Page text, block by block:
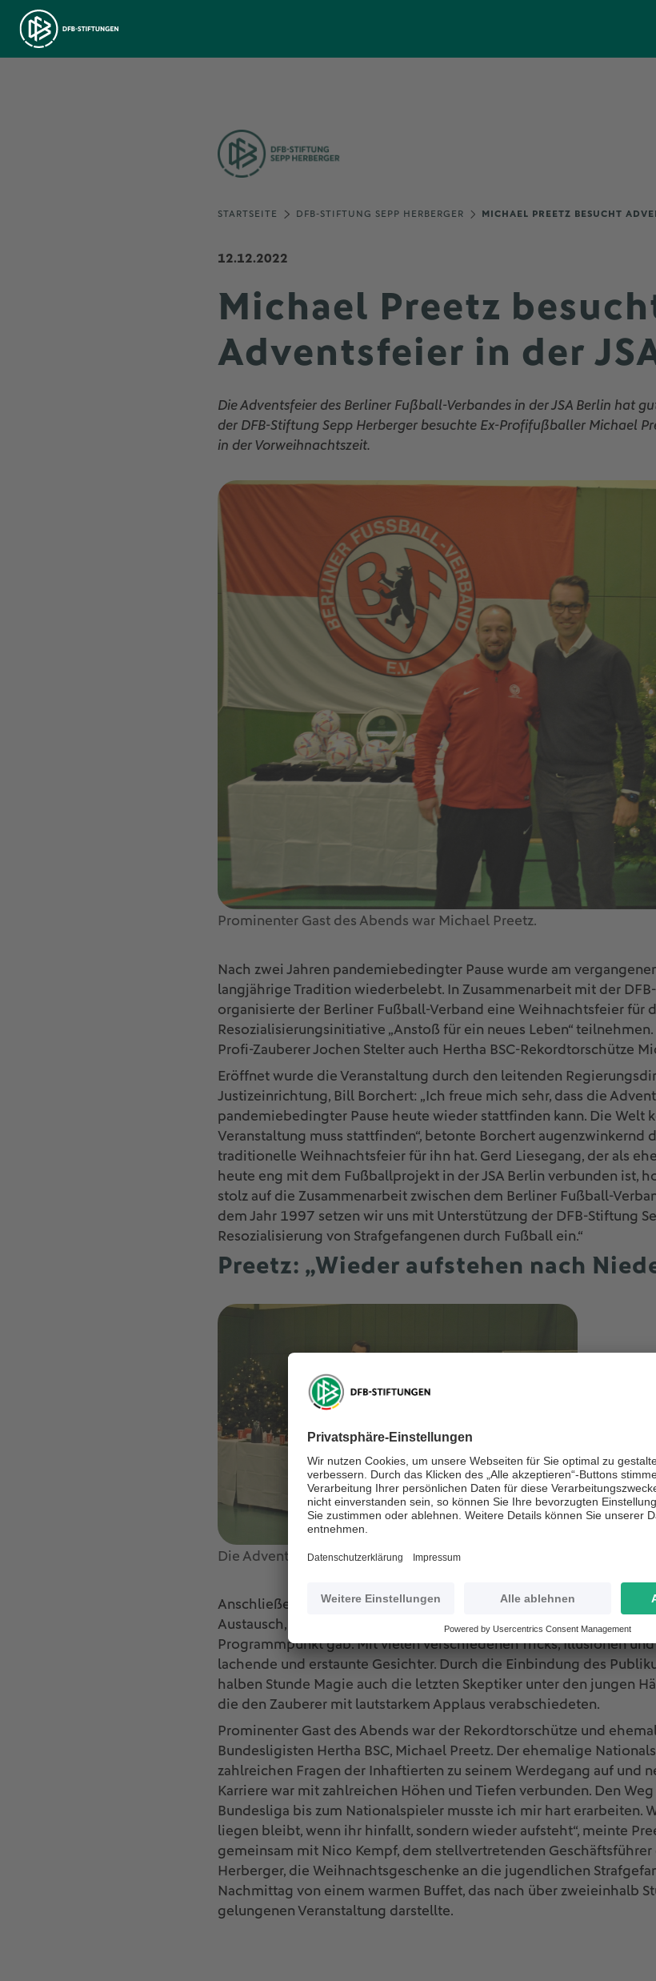
STARTSEITE DFB-STIFTUNG SEPP HERBERGER MICHAEL PREETZ BESUCHT
12.12.2022
Michael Preetz
Adventsfeier in der
Die Adventsfeier des Berliner Fußball-Verbandes in der JSA Berlin hat
der DFB-Stiftung Sepp Herberger besuchte Ex-Profifußballer Michael
in der Vorweihnachtszeit.
Prominenter Gast des Abends war Michael Preetz.
Nach zwei Jahren pandemiebedingter Pause wurde am
langjährige Tradition wiederbelebt. In Zusammenarbeit mit der
organisierte der Berliner Fußball-Verband eine Weihnachtsfeier für
Resozialisierungsinitiative „Anstoß für ein neues Leben“
Profi-Zauberer Jochen Stelter auch Hertha BSC-Rekordtorschütze
Eröffnet wurde die Veranstaltung durch den leitenden
Justizeinrichtung, Bill Borchert: „Ich freue mich sehr, dass die
pandemiebedingter Pause heute wieder stattfinden kann. Die Welt
Veranstaltung muss stattfinden“, betonte Borchert augenzwinkernd
traditionelle Weihnachtsfeier für ihn hat. Gerd Liesegang, der als
heute eng mit dem Fußballprojekt in der JSA Berlin verbunden ist,
stolz auf die Zusammenarbeit zwischen dem Berliner Fußball-
dem Jahr 1997 setzen wir uns mit Unterstützung der DFB-Stiftung
Resozialisierung von Strafgefangenen durch Fußball ein.“
Preetz: „Wieder aufstehen nach
Die Adventsfeier konnte nach zwei Jahren pandemiebedingter
Anschließend widmeten sich die Teilnehmenden bei Kaffee und
Austausch, ehe es mit dem Auftritt von Profi-Zauberer Jochen Stelter
Programmpunkt gab. Mit vielen verschiedenen Tricks, Illusionen
lachende und erstaunte Gesichter. Durch die Einbindung des
halben Stunde Magie auch die letzten Skeptiker unter den jungen
die den Zauberer mit lautstarkem Applaus verabschiedeten.
Prominenter Gast des Abends war der Rekordtorschütze und
Bundesligisten Hertha BSC, Michael Preetz. Der ehemalige
zahlreichen Fragen der Inhaftierten zu seinem Werdegang auf und
Karriere war mit zahlreichen Höhen und Tiefen verbunden. Den
Bundesliga bis zum Nationalspieler musste ich mir hart erarbeiten.
liegen bleibt, wenn ihr hinfallt, sondern wieder aufsteht“, meinte
gemeinsam mit Nico Kempf, dem stellvertretenden Geschäftsführer
Herberger, die Weihnachtsgeschenke an die jugendlichen
Nachmittag von einem warmen Buffet, das nach über zweieinhalb
gelungenen Veranstaltung darstellte.